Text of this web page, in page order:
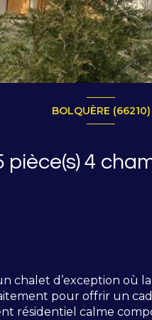
BOLQUÈRE (66210)
chalet d’exception où
pour offrir un
résidentiel calme